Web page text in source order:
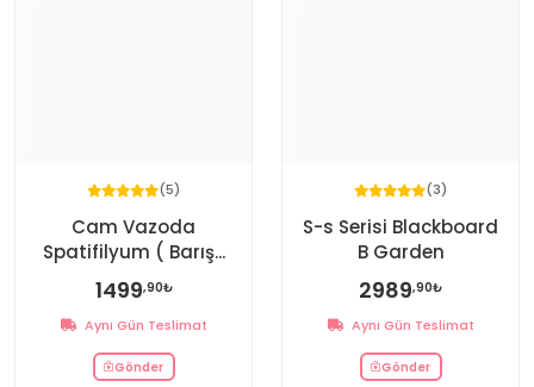
(5)
Cam Vazoda
Spatifilyum ( Barış...
1499,90₺
Aynı Gün Teslimat
Gönder
(3)
S-s Serisi Blackboard
B Garden
2989,90₺
Aynı Gün Teslimat
Gönder